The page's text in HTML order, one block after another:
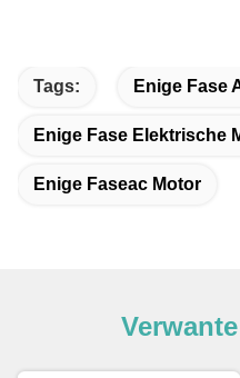
Tags: Enige Fase
Enige Fase Elektrische
Enige Faseac Motor